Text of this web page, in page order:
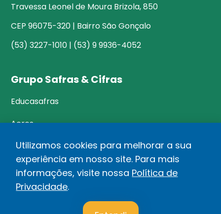
Travessa Leonel de Moura Brizola, 850
CEP 96075-320 | Bairro São Gonçalo
(53) 3227-1010 | (53) 9 9936-4052
Grupo Safras & Cifras
Educasafras
Acres
©Safras&Cifras
Relatório de Transparência Salarial
Política de privacidade
Utilizamos cookies para melhorar a sua
experiência em nosso site. Para mais
informações, visite nossa Política de
Privacidade.